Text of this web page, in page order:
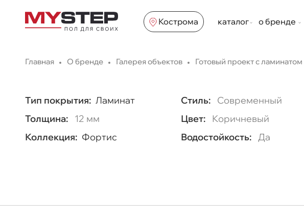
Кострома каталог о бренде
Главная О бренде Галерея объектов Готовый проект с
Тип покрытия: Ламинат Стиль:
Современный
Толщина:
12 мм Цвет:
Коричневый
Коллекция: Фортис Водостойкость: Да